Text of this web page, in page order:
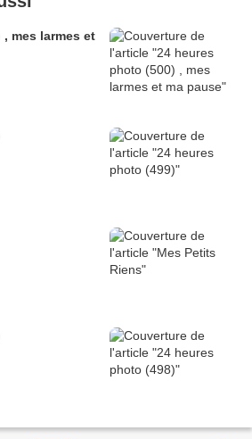
mes larmes et